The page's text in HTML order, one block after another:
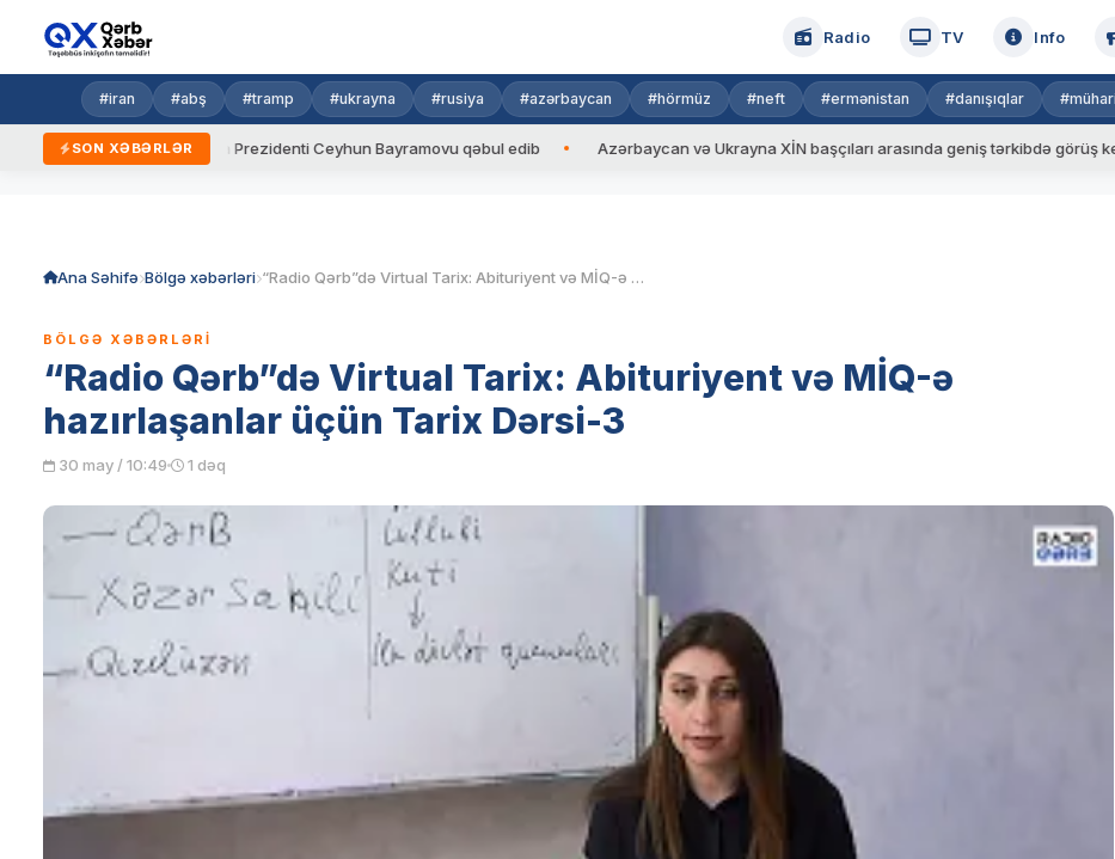
Radio TV Info
#iran #abş #tramp #ukrayna #rusiya #azərbaycan #hörmüz #neft #ermənistan #danışıqlar
SON XƏBƏRLƏR
Ukrayna Prezidenti Ceyhun Bayramovu qəbul edib Azərbaycan və Ukrayna XİN başçıları arasında geniş tərkibdə görüş keçirilib
Ana Səhifə Bölgə xəbərləri “Radio Qərb”də Virtual Tarix: Abituriyent və MİQ-ə hazırlaşanlar üçün Tarix Dərsi-3
BÖLGƏ XƏBƏRLƏRI
“Radio Qərb”də Virtual Tarix: Abituriyent və MİQ-ə
hazırlaşanlar üçün Tarix Dərsi-3
30 may / 10:49 1 dəq